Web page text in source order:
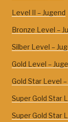
Level II – Jugend
Bronze Level –
Silber Level –
Gold Level –
Gold Star Level –
Super Gold Star
Super Gold Star